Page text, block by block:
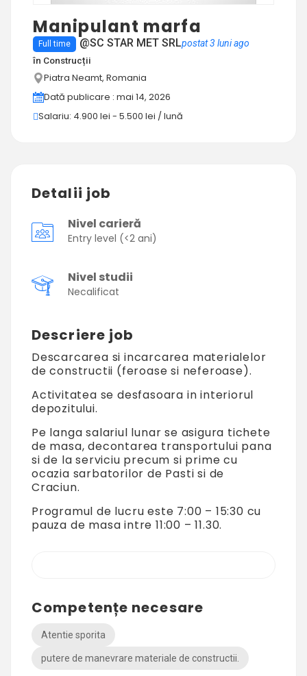
Manipulant marfa
Full time @SC STAR MET SRLpostat 3 luni ago
în Construcții
Piatra Neamt, Romania
Dată publicare : mai 14, 2026
Salariu: 4.900 lei - 5.500 lei / lună
Detalii job
Nivel carieră
Entry level (<2 ani)
Nivel studii
Necalificat
Descriere job
Descarcarea si incarcarea materialelor
de constructii (feroase si neferoase).
Activitatea se desfasoara in interiorul
depozitului.
Pe langa salariul lunar se asigura tichete
de masa, decontarea transportului pana
si de la serviciu precum si prime cu
ocazia sarbatorilor de Pasti si de
Craciun.
Programul de lucru este 7:00 – 15:30 cu
pauza de masa intre 11:00 – 11.30.
Competențe necesare
Atentie sporita
putere de manevrare materiale de constructii.